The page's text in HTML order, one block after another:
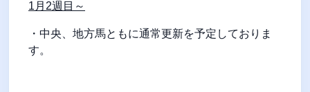
1 月 2週目～
・中央、地方馬ともに通常更新を予定しておりま
す。